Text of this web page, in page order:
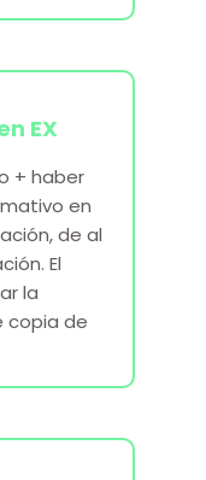
EX
+ haber
en
de al
El
la
copia de